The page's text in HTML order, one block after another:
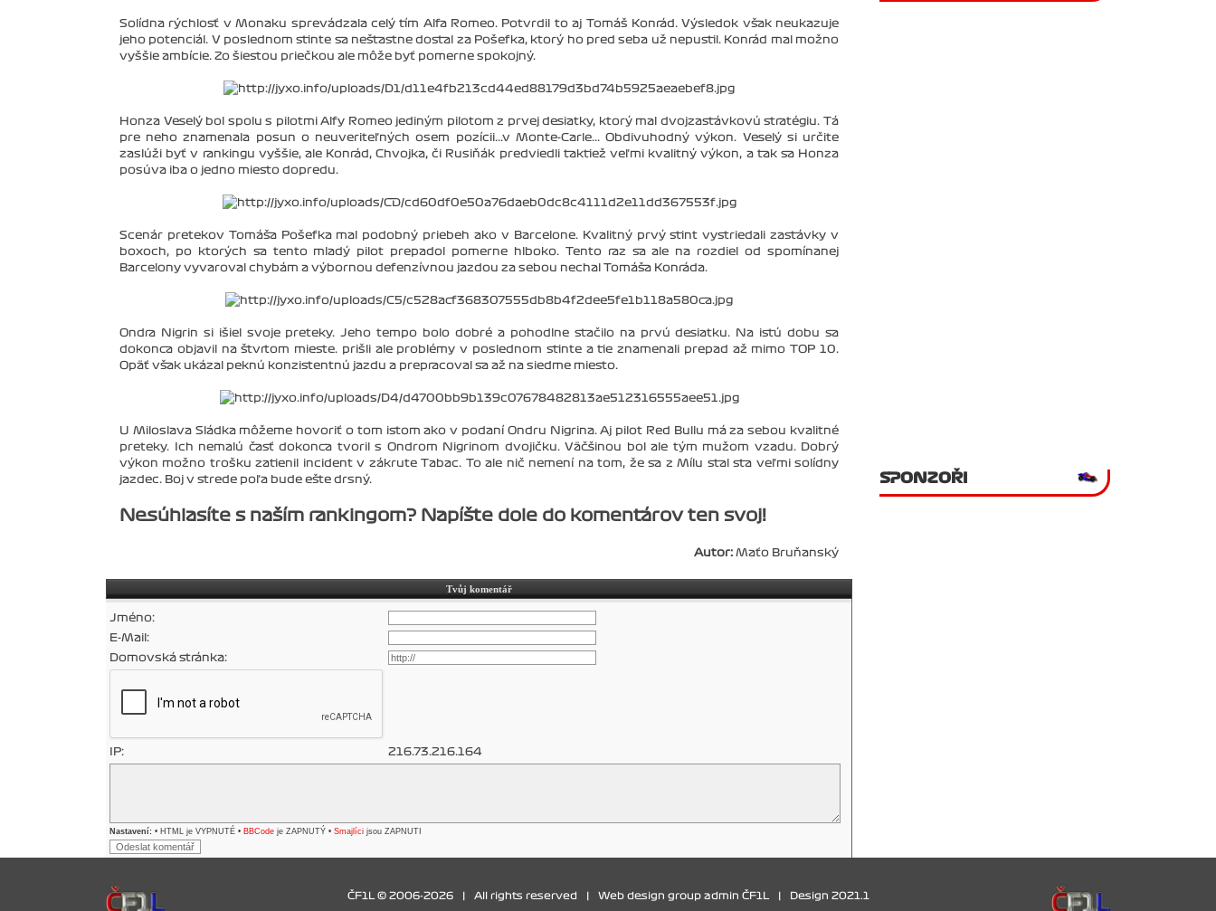
Solídna rýchlosť v Monaku sprevádzala celý tím Alfa Romeo. Potvrdil to aj Tomáš Konrád. Výsledok však neukazuje
jeho potenciál. V poslednom stinte sa nešťastne dostal za Pošefka, ktorý ho pred seba už nepustil. Konrád mal možno
vyššie ambície. Zo šiestou priečkou ale môže byť pomerne spokojný.
Honza Veselý bol spolu s pilotmi Alfy Romeo jediným pilotom z prvej desiatky, ktorý mal dvojzastávkovú stratégiu. Tá
pre neho znamenala posun o neuveriteľných osem pozícii...v Monte-Carle... Obdivuhodný výkon. Veselý si určite
zaslúži byť v rankingu vyššie, ale Konrád, Chvojka, či Rusiňák predviedli taktiež veľmi kvalitný výkon, a tak sa Honza
posúva iba o jedno miesto dopredu.
Scenár pretekov Tomáša Pošefka mal podobný priebeh ako v Barcelone. Kvalitný prvý stint vystriedali zastávky v
boxoch, po ktorých sa tento mladý pilot prepadol pomerne hlboko. Tento raz sa ale na rozdiel od spomínanej
Barcelony vyvaroval chybám a výbornou defenzívnou jazdou za sebou nechal Tomáša Konráda.
Ondra Nigrin si išiel svoje preteky. Jeho tempo bolo dobré a pohodlne stačilo na prvú desiatku. Na istú dobu sa
dokonca objavil na štvrtom mieste. prišli ale problémy v poslednom stinte a tie znamenali prepad až mimo TOP 10.
Opäť však ukázal peknú konzistentnú jazdu a prepracoval sa až na siedme miesto.
U Miloslava Sládka môžeme hovoriť o tom istom ako v podaní Ondru Nigrina. Aj pilot Red Bullu má za sebou kvalitné
preteky. Ich nemalú časť dokonca tvoril s Ondrom Nigrinom dvojičku. Väčšinou bol ale tým mužom vzadu. Dobrý
výkon možno trošku zatienil incident v zákrute Tabac. To ale nič nemení na tom, že sa z Mílu stal sta veľmi solídny
jazdec. Boj v strede poľa bude ešte drsný.
Nesúhlasíte s naším rankingom? Napíšte dole do komentárov ten svoj!
Autor: Maťo Bruňanský
Tvůj komentář
Jméno:
E-Mail:
Domovská stránka:
IP: 216.73.216.164
Nastavení: • HTML je VYPNUTÉ • BBCode je ZAPNUTÝ • Smajlíci jsou ZAPNUTI
SPONZOŘI
ČF1L © 2006-2026 All rights reserved Web design group admin ČF1L Design 2021.1